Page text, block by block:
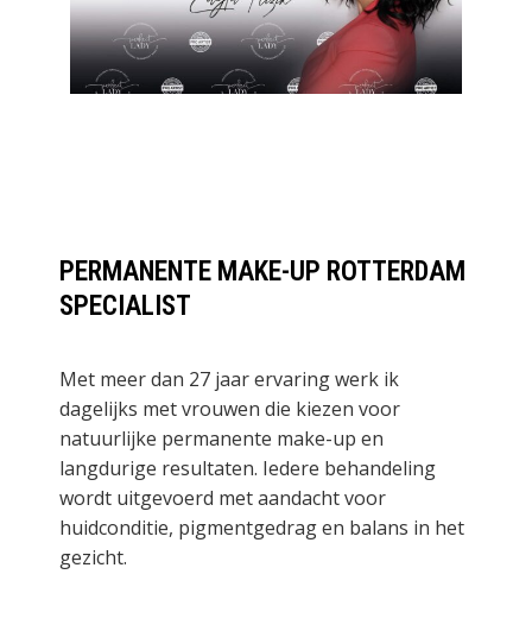
PERMANENTE MAKE-UP ROTTERDAM
SPECIALIST
Met meer dan 27 jaar ervaring werk ik
dagelijks met vrouwen die kiezen voor
natuurlijke permanente make-up en
langdurige resultaten. Iedere behandeling
wordt uitgevoerd met aandacht voor
huidconditie, pigmentgedrag en balans in het
gezicht.